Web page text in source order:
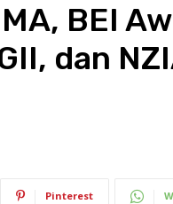
BEI
dan
Pinterest